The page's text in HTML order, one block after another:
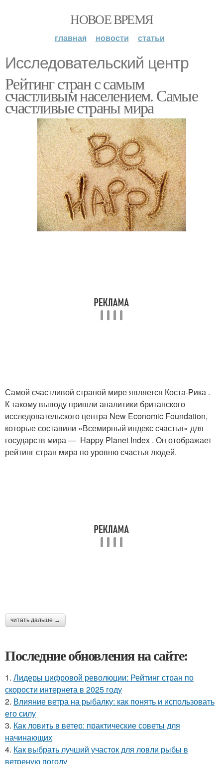
НОВОЕ ВРЕМЯ
главная новости статьи
Исследовательский центр
Рейтинг стран с самым
счастливым населением. Самые
счастливые страны мира
Самой счастливой страной мире является Коста-Рика .
К такому выводу пришли аналитики британского
исследовательского центра New Economic Foundation,
которые составили «Всемирный индекс счастья» для
государств мира — Happy Planet Index . Он отображает
рейтинг стран мира по уровню счастья людей.
читать дальше →
Последние обновления на сайте:
1. Лидеры цифровой революции: Рейтинг стран по
скорости интернета в 2025 году
2. Влияние ветра на рыбалку: как понять и использовать
его силу
3. Как ловить в ветер: практические советы для
начинающих
4. Как выбрать лучший участок для ловли рыбы в
ветреную погоду